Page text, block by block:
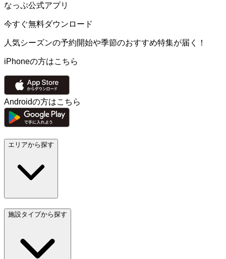
なっぷ公式アプリ
今すぐ無料ダウンロード
人気シーズンの予約開始や季節のおすすめ特集が届く！
iPhoneの方はこちら
Androidの方はこちら
エリアから探す
施設タイプから探す